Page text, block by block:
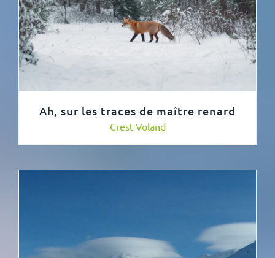
Ah, sur les traces de maître renard
Crest Voland